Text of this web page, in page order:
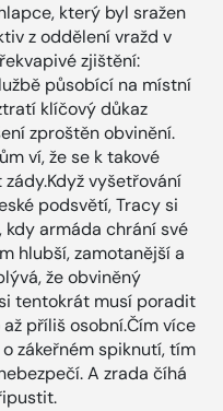
který byl sražen
z oddělení vražd v
zjištění:
působící na místní
klíčový důkaz
zproštěn obvinění.
ví, že se k takové
vyšetřování
podsvětí, Tracy si
kdy armáda chrání své
hlubší, zamotanější a
že obviněný
tentokrát musí poradit
příliš osobní.Čím více
zákeřném spiknutí, tím
A zrada číhá